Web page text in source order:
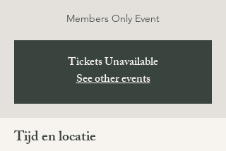
Members Only Event
Tickets Unavailable
See other events
Tijd en locatie